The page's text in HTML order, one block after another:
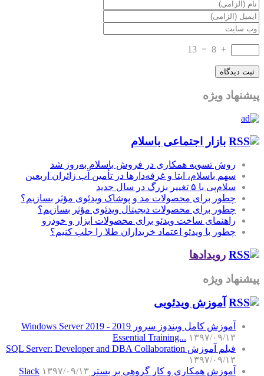
+
8
=
13
پیشنهاد ویژه
بازار اجتماعی باسلام
روش تسویه همکاری در فروش باسلام به‌روز شد
سهم باسلام، ایتا و غرفه‌دارها در تأمین آب زائران اربعین
سلام‌پی با ۵ تغییر بزرگ در سال جدید
چطور برای محصولات مد و پوشاک ویدئوی مؤثر بسازیم؟
چطور برای محصولات دیجیتال ویدئوی مؤثر بسازیم؟
راهنمای ساخت ویدئو برای محصولات ابزار و خودرو
چطور با ویدئو اعتماد خریداران طلا را جلب کنیم؟
رویدادها
پیشنهاد ویژه
آموزش‌ ویدئویی
آموزش کامل ویندوز سرور 2019 - Windows Server 2019
Essential Training... ۱۳۹۷/۰۹/۱۳
فیلم آموزش SQL Server: Developer and DBA Collaboration
۱۳۹۷/۰۹/۱۳
آموزش همکاری و کار گروهی بر بستر Slack ۱۳۹۷/۰۹/۱۳